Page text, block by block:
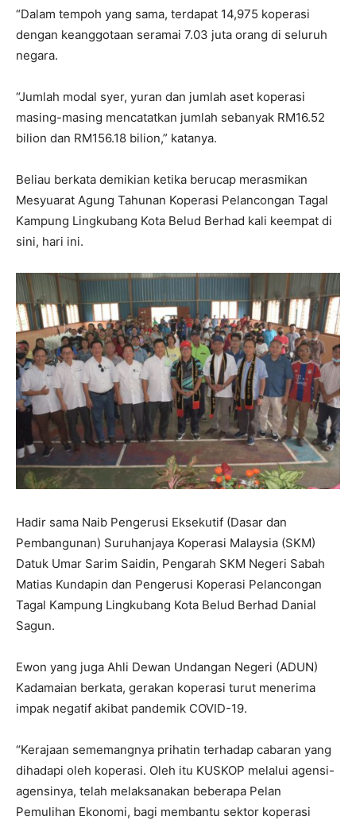
“Dalam tempoh yang sama, terdapat 14,975 koperasi
dengan keanggotaan seramai 7.03 juta orang di seluruh
negara.
“Jumlah modal syer, yuran dan jumlah aset koperasi
masing-masing mencatatkan jumlah sebanyak RM16.52
bilion dan RM156.18 bilion,” katanya.
Beliau berkata demikian ketika berucap merasmikan
Mesyuarat Agung Tahunan Koperasi Pelancongan Tagal
Kampung Lingkubang Kota Belud Berhad kali keempat di
sini, hari ini.
Hadir sama Naib Pengerusi Eksekutif (Dasar dan
Pembangunan) Suruhanjaya Koperasi Malaysia (SKM)
Datuk Umar Sarim Saidin, Pengarah SKM Negeri Sabah
Matias Kundapin dan Pengerusi Koperasi Pelancongan
Tagal Kampung Lingkubang Kota Belud Berhad Danial
Sagun.
Ewon yang juga Ahli Dewan Undangan Negeri (ADUN)
Kadamaian berkata, gerakan koperasi turut menerima
impak negatif akibat pandemik COVID-19.
“Kerajaan sememangnya prihatin terhadap cabaran yang
dihadapi oleh koperasi. Oleh itu KUSKOP melalui agensi-
agensinya, telah melaksanakan beberapa Pelan
Pemulihan Ekonomi, bagi membantu sektor koperasi